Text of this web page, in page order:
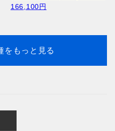
166,100円
をもっと見る